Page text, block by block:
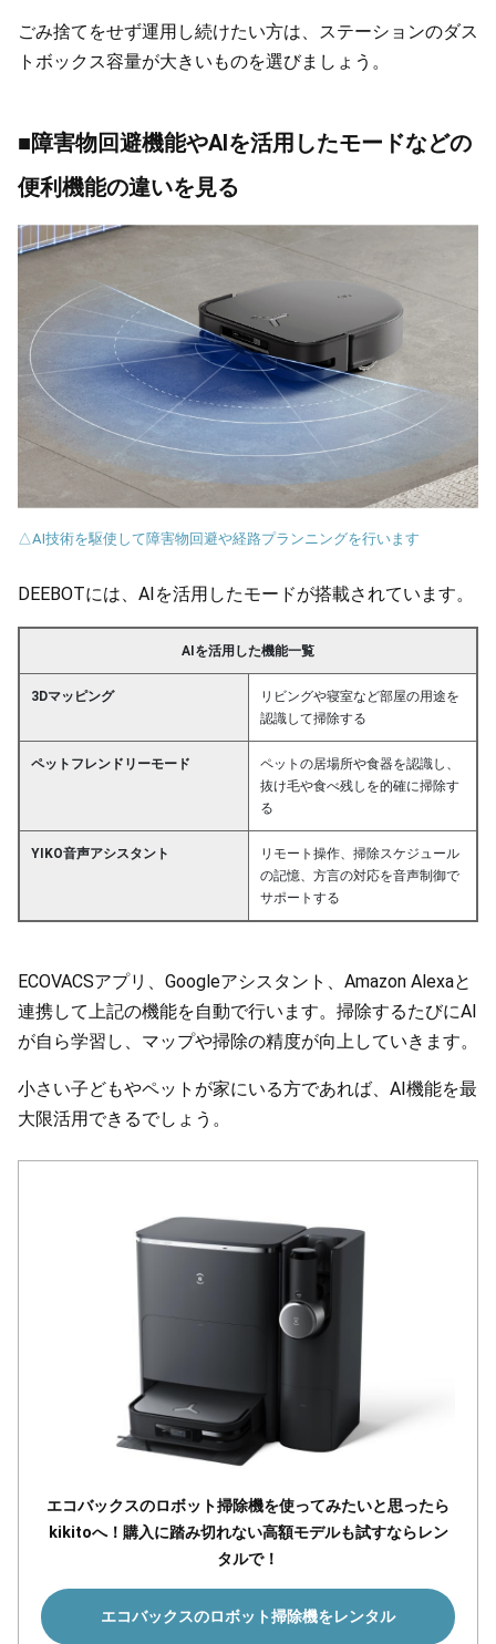
ごみ捨てをせず運用し続けたい方は、ステーションのダス
トボックス容量が大きいものを選びましょう。
■障害物回避機能やAIを活用したモードなどの
便利機能の違いを見る
△AI技術を駆使して障害物回避や経路プランニングを行います
DEEBOTには、AIを活用したモードが搭載されています。
AIを活用した機能一覧
3Dマッピング
リビングや寝室など部屋の用途を
認識して掃除する
ペットフレンドリーモード
ペットの居場所や食器を認識し、
抜け毛や食べ残しを的確に掃除す
る
YIKO音声アシスタント
リモート操作、掃除スケジュール
の記憶、方言の対応を音声制御で
サポートする
ECOVACSアプリ、Googleアシスタント、Amazon Alexaと
連携して上記の機能を自動で行います。掃除するたびにAI
が自ら学習し、マップや掃除の精度が向上していきます。
小さい子どもやペットが家にいる方であれば、AI機能を最
大限活用できるでしょう。
エコバックスのロボット掃除機を使ってみたいと思ったら
kikitoへ！購入に踏み切れない高額モデルも試すならレン
タルで！
エコバックスのロボット掃除機をレンタル